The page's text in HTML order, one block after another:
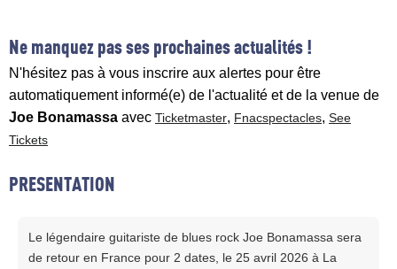
Ne manquez pas ses prochaines actualités !
N'hésitez pas à vous inscrire aux alertes pour être
automatiquement informé(e) de l'actualité et de la venue de
Joe Bonamassa avec Ticketmaster, Fnacspectacles, See
Tickets
PRESENTATION
Le légendaire guitariste de blues rock Joe Bonamassa sera
de retour en France pour 2 dates, le 25 avril 2026 à La